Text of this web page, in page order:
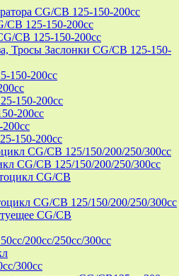
CG/CB 125-150-200cc
125-150-200cc
CB 125-150-200cc
Тросы Заслонки CG/CB 125-150-
150-200cc
150-200cc
200cc
150-200cc
CG/CB 125/150/200/250/300cc
CG/CB 125/150/200/250/300cc
CG/CB
CG/CB 125/150/200/250/300cc
CG/CB
200cc/250cc/300cc
300cc